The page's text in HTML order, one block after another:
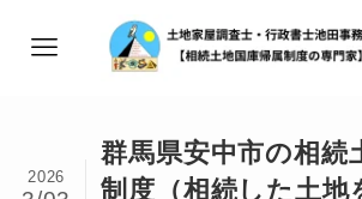
群馬県安中市の相続
制度（相続した土地
2026